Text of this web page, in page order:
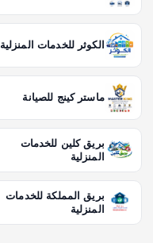
الكوثر للخدمات المنزلية
ماستر كينج للصيانة
بريق كلين للخدمات
المنزلية
بريق المملكة للخدمات
المنزلية